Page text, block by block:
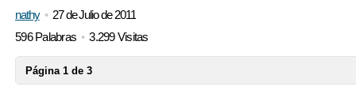
Iniciar sesión
nathy
27 de Julio de 2011
596 Palabras
3.299 Visitas
Página 1 de 3